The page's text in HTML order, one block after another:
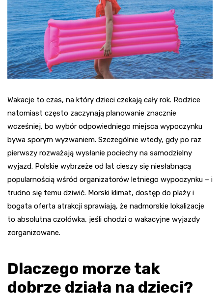
Wakacje to czas, na który dzieci czekają cały rok. Rodzice
natomiast często zaczynają planowanie znacznie
wcześniej, bo wybór odpowiedniego miejsca wypoczynku
bywa sporym wyzwaniem. Szczególnie wtedy, gdy po raz
pierwszy rozważają wysłanie pociechy na samodzielny
wyjazd. Polskie wybrzeże od lat cieszy się niesłabnącą
popularnością wśród organizatorów letniego wypoczynku – i
trudno się temu dziwić. Morski klimat, dostęp do plaży i
bogata oferta atrakcji sprawiają, że nadmorskie lokalizacje
to absolutna czołówka, jeśli chodzi o wakacyjne wyjazdy
zorganizowane.
Dlaczego morze tak
dobrze działa na dzieci?